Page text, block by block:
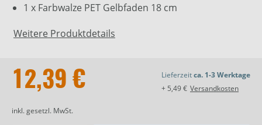
1 x Farbwalze PET Gelbfaden 18 cm
Weitere Produktdetails
12,39 €
inkl. gesetzl. MwSt.
Lieferzeitca. 1-3 Werktage
+ 5,49 € Versandkosten